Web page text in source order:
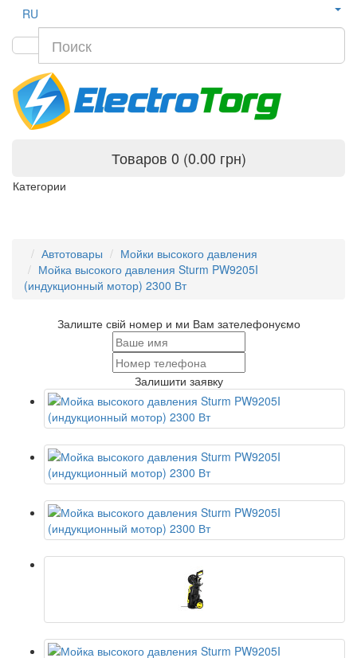
RU
Товаров 0 (0.00 грн)
Категории
Автотовары
Мойки высокого давления
Мойка высокого давления Sturm PW9205I
(индукционный мотор) 2300 Вт
Залиште свій номер и ми Вам зателефонуємо
Залишити заявку